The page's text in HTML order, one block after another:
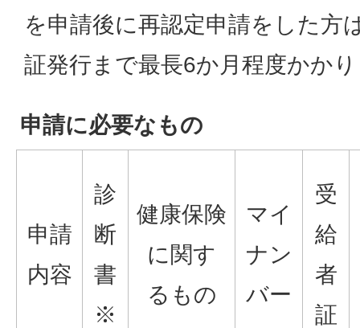
を申請後に再認定申請をした方
証発行まで最長6か月程度かか
申請に必要なもの
申請
内容
診
断
書
※
健康保険
に関す
るもの
マイ
ナン
バー
受
給
者
証